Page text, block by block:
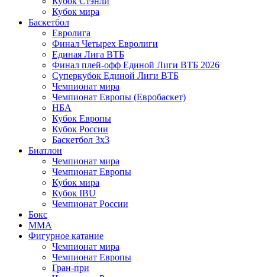
Кубок мира
Баскетбол
Евролига
Финал Четырех Евролиги
Единая Лига ВТБ
Финал плей-офф Единой Лиги ВТБ 2026
Суперкубок Единой Лиги ВТБ
Чемпионат мира
Чемпионат Европы (Евробаскет)
НБА
Кубок Европы
Кубок России
Баскетбол 3х3
Биатлон
Чемпионат мира
Чемпионат Европы
Кубок мира
Кубок IBU
Чемпионат России
Бокс
MMA
Фигурное катание
Чемпионат мира
Чемпионат Европы
Гран-при